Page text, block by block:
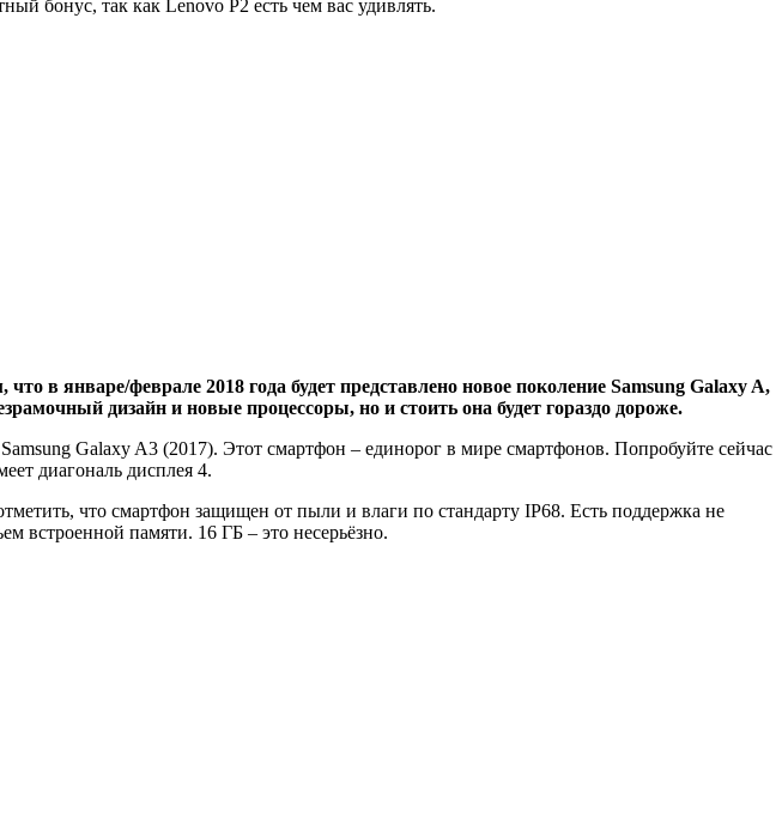
бонус, так как Lenovo P2 есть чем вас удивлять.
в январе/феврале 2018 года будет представлено новое поколение Samsung Galaxy A,
дизайн и новые процессоры, но и стоить она будет гораздо дороже.
Galaxy A3 (2017). Этот смартфон – единорог в мире смартфонов. Попробуйте сейчас
диагональ дисплея 4.
что смартфон защищен от пыли и влаги по стандарту IP68. Есть поддержка не
встроенной памяти. 16 ГБ – это несерьёзно.